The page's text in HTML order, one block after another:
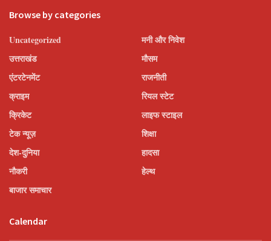
Browse by categories
Uncategorized
उत्तराखंड
एंटरटेनमेंट
क्राइम
क्रिकेट
टेक न्यूज़
देश-दुनिया
नौकरी
बाजार समाचार
मनी और निवेश
मौसम
राजनीती
रियल स्टेट
लाइफ स्टाइल
शिक्षा
हादसा
हेल्थ
Calendar